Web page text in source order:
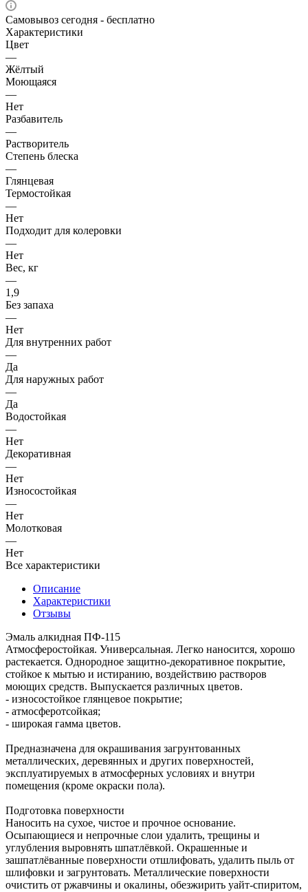
Самовывоз сегодня - бесплатно
Характеристики
Цвет
—
Жёлтый
Моющаяся
—
Нет
Разбавитель
—
Растворитель
Степень блеска
—
Глянцевая
Термостойкая
—
Нет
Подходит для колеровки
—
Нет
Вес, кг
—
1,9
Без запаха
—
Нет
Для внутренних работ
—
Да
Для наружных работ
—
Да
Водостойкая
—
Нет
Декоративная
—
Нет
Износостойкая
—
Нет
Молотковая
—
Нет
Все характеристики
Описание
Характеристики
Отзывы
Эмаль алкидная ПФ-115
Атмосферостойкая. Универсальная. Легко наносится, хорошо
растекается. Однородное защитно-декоративное покрытие,
стойкое к мытью и истиранию, воздействию растворов
моющих средств. Выпускается различных цветов.
- износостойкое глянцевое покрытие;
- атмосферотсойкая;
- широкая гамма цветов.
Предназначена для окрашивания загрунтованных
металлических, деревянных и других поверхностей,
эксплуатируемых в атмосферных условиях и внутри
помещения (кроме окраски пола).
Подготовка поверхности
Наносить на сухое, чистое и прочное основание.
Осыпающиеся и непрочные слои удалить, трещины и
углубления выровнять шпатлёвкой. Окрашенные и
зашпатлёванные поверхности отшлифовать, удалить пыль от
шлифовки и загрунтовать. Металлические поверхности
очистить от ржавчины и окалины, обезжирить уайт-спиритом,